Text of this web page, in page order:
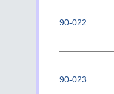
90-022
90-023